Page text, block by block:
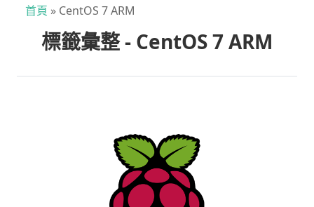
首頁 » CentOS 7 ARM
標籤彙整 - CentOS 7 ARM